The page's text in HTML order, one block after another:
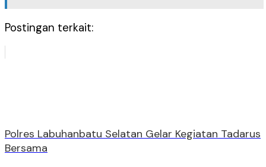
Postingan terkait:
Polres Labuhanbatu Selatan Gelar Kegiatan Tadarus
Bersama